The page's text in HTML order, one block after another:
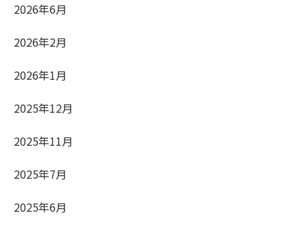
2026年6月
2026年2月
2026年1月
2025年12月
2025年11月
2025年7月
2025年6月